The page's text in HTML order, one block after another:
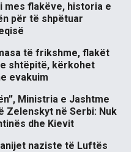
mes flakëve, historia e
për të shpëtuar
të frikshme, flakët
shtëpitë, kërkohet
evakuim
Ministria e Jashtme
Zelenskyt në Serbi: Nuk
dhe Kievit
naziste të Luftës